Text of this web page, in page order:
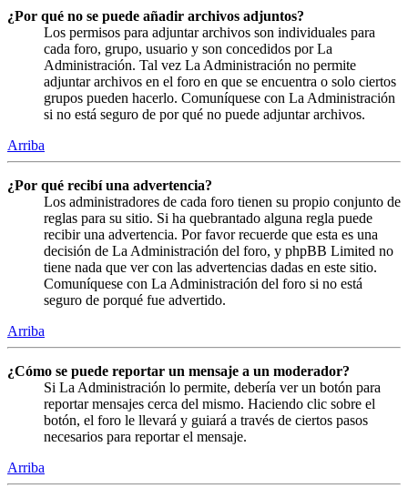
¿Por qué no se puede añadir archivos adjuntos?
Los permisos para adjuntar archivos son individuales para
cada foro, grupo, usuario y son concedidos por La
Administración. Tal vez La Administración no permite
adjuntar archivos en el foro en que se encuentra o solo ciertos
grupos pueden hacerlo. Comuníquese con La Administración
si no está seguro de por qué no puede adjuntar archivos.
Arriba
¿Por qué recibí una advertencia?
Los administradores de cada foro tienen su propio conjunto de
reglas para su sitio. Si ha quebrantado alguna regla puede
recibir una advertencia. Por favor recuerde que esta es una
decisión de La Administración del foro, y phpBB Limited no
tiene nada que ver con las advertencias dadas en este sitio.
Comuníquese con La Administración del foro si no está
seguro de porqué fue advertido.
Arriba
¿Cómo se puede reportar un mensaje a un moderador?
Si La Administración lo permite, debería ver un botón para
reportar mensajes cerca del mismo. Haciendo clic sobre el
botón, el foro le llevará y guiará a través de ciertos pasos
necesarios para reportar el mensaje.
Arriba